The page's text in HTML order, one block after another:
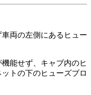
両の左側にあるヒュー
能せず、キャブ内のヒ
トの下のヒューズブロ